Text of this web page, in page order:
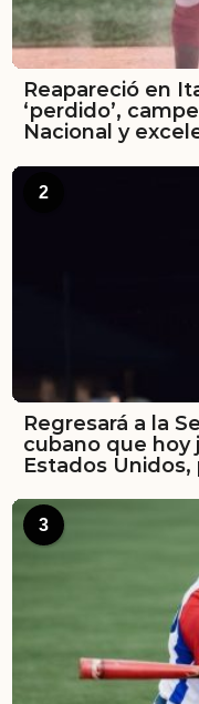
Reapareció en
‘perdido’,
Nacional y
2
Regresará a la
cubano que hoy
Estados
3